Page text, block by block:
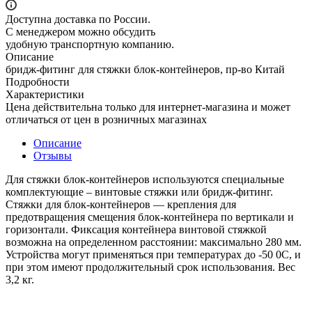
Доступна доставка по России.
С менеджером можно обсудить
удобную транспортную компанию.
Описание
бридж-фитинг для стяжки блок-контейнеров, пр-во Китай
Подробности
Характеристики
Цена действительна только для интернет-магазина и может
отличаться от цен в розничных магазинах
Описание
Отзывы
Для стяжки блок-контейнеров используются специальные
комплектующие – винтовые стяжки или бридж-фитинг.
Стяжки для блок-контейнеров — крепления для
предотвращения смещения блок-контейнера по вертикали и
горизонтали. Фиксация контейнера винтовой стяжкой
возможна на определенном расстоянии: максимально 280 мм.
Устройства могут применяться при температурах до -50 0С, и
при этом имеют продолжительный срок использования. Вес
3,2 кг.